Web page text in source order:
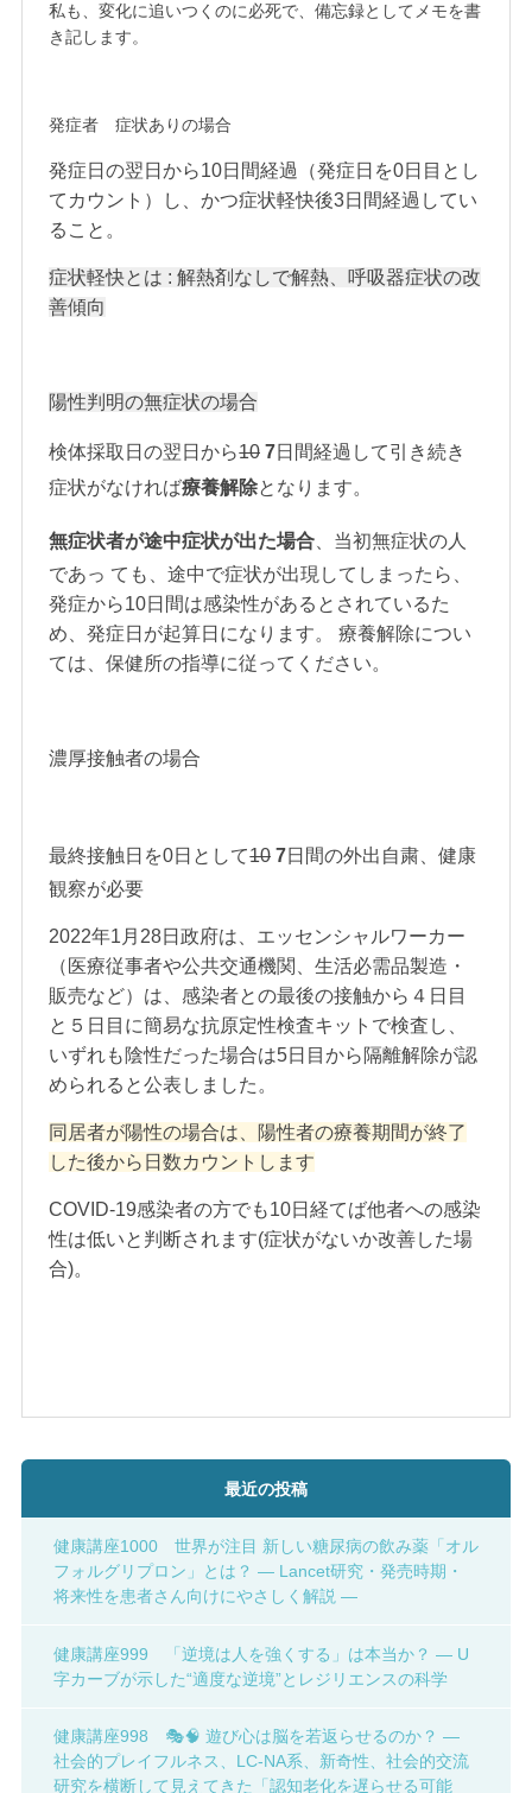
私も、変化に追いつくのに必死で、備忘録としてメモを書
き記します。
発症者 症状ありの場合
発症日の翌日から10日間経過（発症日を0日目とし
てカウント）し、かつ症状軽快後3日間経過してい
ること。
症状軽快とは : 解熱剤なしで解熱、呼吸器症状の改
善傾向
陽性判明の無症状の場合
検体採取日の翌日から10 7日間経過して引き続き
症状がなければ療養解除となります。
無症状者が途中症状が出た場合 、当初無症状の人
であっ ても、途中で症状が出現してしまったら、
発症から10日間は感染性があるとされているた
め、発症日が起算日になります。 療養解除につい
ては、保健所の指導に従ってください。
濃厚接触者の場合
最終接触日を0日として10 7日間の外出自粛、健康
観察が必要
2022年1月28日政府は、エッセンシャルワーカー
（医療従事者や公共交通機関、生活必需品製造・
販売など）は、感染者との最後の接触から４日目
と５日目に簡易な抗原定性検査キットで検査し、
いずれも陰性だった場合は5日目から隔離解除が認
められると公表しました。
同居者が陽性の場合は、陽性者の療養期間が終了
した後から日数カウントします
COVID-19感染者の方でも10日経てば他者への感染
性は低いと判断されます(症状がないか改善した場
合)。
最近の投稿
健康講座1000 世界が注目 新しい糖尿病の飲み薬「オル
フォルグリプロン」とは？ ― Lancet研究・発売時期・
将来性を患者さん向けにやさしく解説 ―
健康講座999 「逆境は人を強くする」は本当か？ ― U
字カーブが示した“適度な逆境”とレジリエンスの科学
健康講座998 🎭🧠 遊び心は脳を若返らせるのか？ ―
社会的プレイフルネス、LC-NA系、新奇性、社会的交流
研究を横断して見えてきた「認知老化を遅らせる可能